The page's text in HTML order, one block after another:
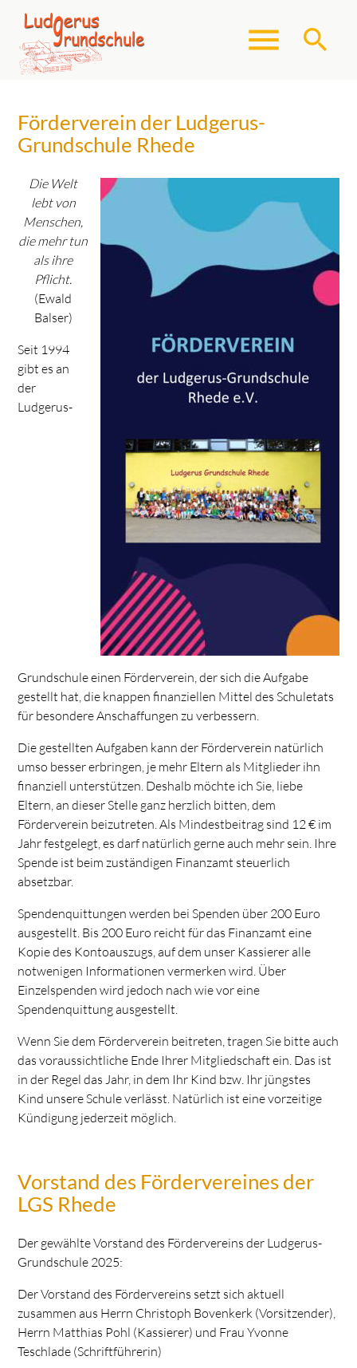
menu search
Suchbegriffe
Förderverein der Ludgerus-
Grundschule Rhede
Die Welt
lebt von
Menschen,
die mehr tun
als ihre
Pflicht.
(Ewald
Balser)
Seit 1994
gibt es an
der
Ludgerus-
Grundschule einen Förderverein, der sich die Aufgabe
gestellt hat, die knappen finanziellen Mittel des Schuletats
für besondere Anschaffungen zu verbessern.
Die gestellten Aufgaben kann der Förderverein natürlich
umso besser erbringen, je mehr Eltern als Mitglieder ihn
finanziell unterstützen. Deshalb möchte ich Sie, liebe
Eltern, an dieser Stelle ganz herzlich bitten, dem
Förderverein beizutreten. Als Mindestbeitrag sind 12 € im
Jahr festgelegt, es darf natürlich gerne auch mehr sein. Ihre
Spende ist beim zuständigen Finanzamt steuerlich
absetzbar.
Spendenquittungen werden bei Spenden über 200 Euro
ausgestellt. Bis 200 Euro reicht für das Finanzamt eine
Kopie des Kontoauszugs, auf dem unser Kassierer alle
notwenigen Informationen vermerken wird. Über
Einzelspenden wird jedoch nach wie vor eine
Spendenquittung ausgestellt.
Wenn Sie dem Förderverein beitreten, tragen Sie bitte auch
das voraussichtliche Ende Ihrer Mitgliedschaft ein. Das ist
in der Regel das Jahr, in dem Ihr Kind bzw. Ihr jüngstes
Kind unsere Schule verlässt. Natürlich ist eine vorzeitige
Kündigung jederzeit möglich.
Vorstand des Fördervereines der
LGS Rhede
Der gewählte Vorstand des Fördervereins der Ludgerus-
Grundschule 2025:
Der Vorstand des Fördervereins setzt sich aktuell
zusammen aus Herrn Christoph Bovenkerk (Vorsitzender),
Herrn Matthias Pohl (Kassierer) und Frau Yvonne
Teschlade (Schriftführerin)